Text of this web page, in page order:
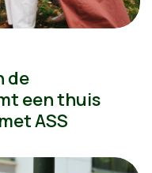
de
een thuis
ASS